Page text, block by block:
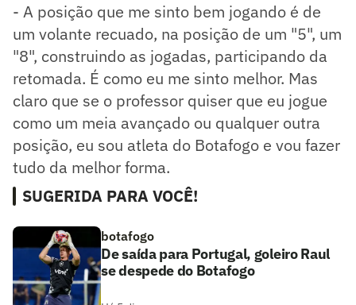
- A posição que me sinto bem jogando é de
um volante recuado, na posição de um "5", um
"8", construindo as jogadas, participando da
retomada. É como eu me sinto melhor. Mas
claro que se o professor quiser que eu jogue
como um meia avançado ou qualquer outra
posição, eu sou atleta do Botafogo e vou fazer
tudo da melhor forma.
SUGERIDA PARA VOCÊ!
botafogo
De saída para Portugal, goleiro Raul
se despede do Botafogo